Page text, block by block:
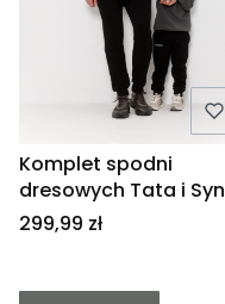
Komplet spodni
dresowych Tata i Syn
czarny małe logo
Cena
299,99 zł